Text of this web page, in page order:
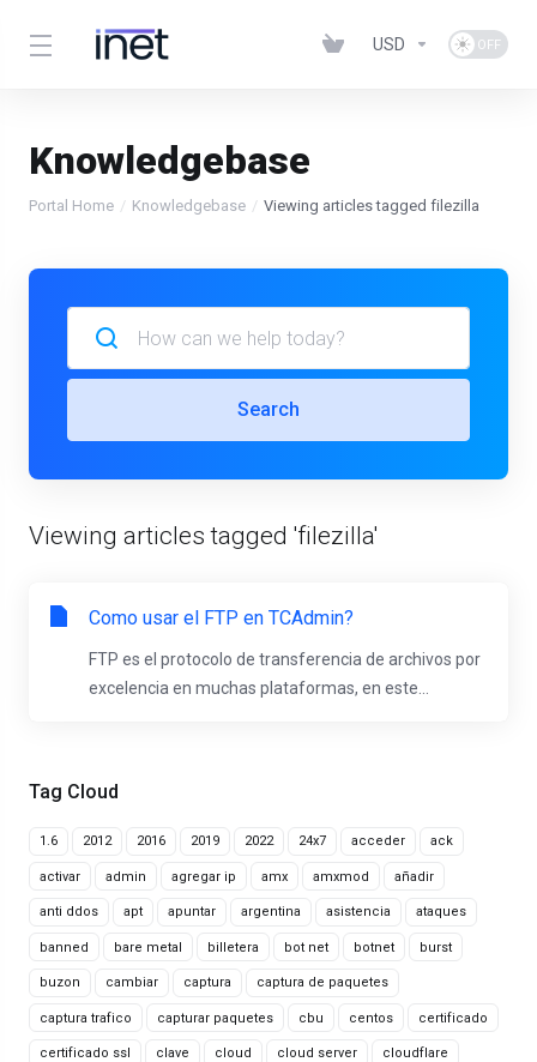
USD
Knowledgebase
Portal Home Knowledgebase Viewing articles tagged filezilla
Tag Cloud
1.6 2012 2016 2019 2022 24x7 acceder ack
activar admin agregar ip amx amxmod añadir
anti ddos apt apuntar argentina asistencia ataques
banned bare metal billetera bot net botnet burst
buzon cambiar captura captura de paquetes
captura trafico capturar paquetes cbu centos certificado
certificado ssl clave cloud cloud server cloudflare
Search
Viewing articles tagged 'filezilla'
Como usar el FTP en TCAdmin?
FTP es el protocolo de transferencia de archivos por
excelencia en muchas plataformas, en este...